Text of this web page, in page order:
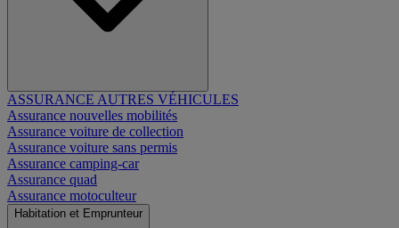
ASSURANCE AUTRES VÉHICULES
Assurance nouvelles mobilités
Assurance voiture de collection
Assurance voiture sans permis
Assurance camping-car
Assurance quad
Assurance motoculteur
Habitation et Emprunteur